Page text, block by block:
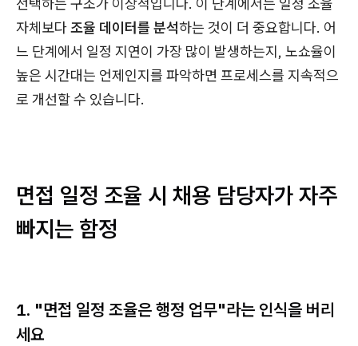
자체보다조율 데이터를 분석하는 것이 더 중요합니다. 어
느 단계에서 일정 지연이 가장 많이 발생하는지, 노쇼율이
높은 시간대는 언제인지를 파악하면 프로세스를 지속적으
로 개선할 수 있습니다.
면접 일정 조율 시 채용 담당자가 자주
빠지는 함정
1. "면접 일정 조율은 행정 업무"라는 인식을 버리
세요